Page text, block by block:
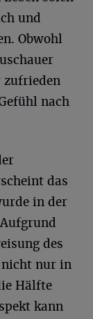
und
Obwohl
zufrieden
nach
das
in der
des
nicht nur in
Hälfte
kann